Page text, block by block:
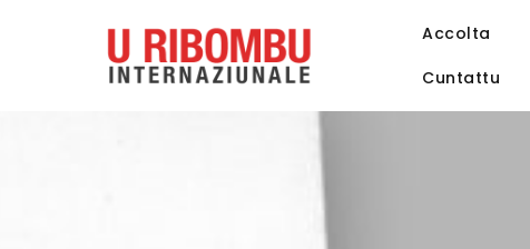
Accolta
Cuntattu